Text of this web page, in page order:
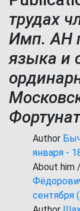
трудах
Имп. АН
языка и
Author
января -
About him
сентября